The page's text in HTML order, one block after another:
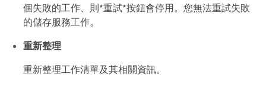
個失敗的工作、則*重試*按鈕會停用。您無法重試失敗
的儲存服務工作。
重新整理
重新整理工作清單及其相關資訊。